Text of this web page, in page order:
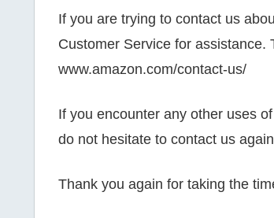
If you are trying to contact us
Customer Service for assistance.
www.amazon.com/contact-us/
If you encounter any other uses
do not hesitate to contact us
Thank you again for taking the